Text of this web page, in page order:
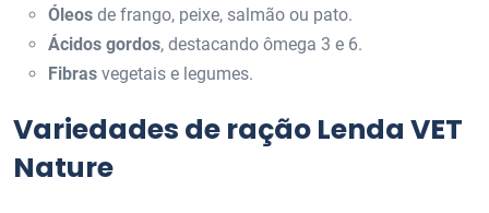
Óleos de frango, peixe, salmão ou pato.
Ácidos gordos, destacando ômega 3 e 6.
Fibras vegetais e legumes.
Variedades de ração Lenda VET
Nature